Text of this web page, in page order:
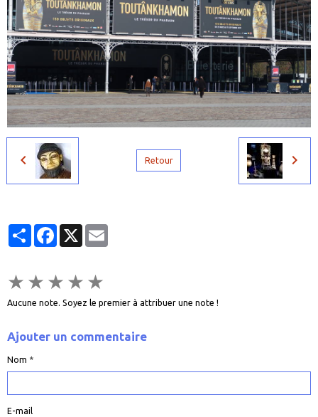
Retour
PartagerFacebook
X
★ ★ ★ ★ ★
Aucune note. Soyez le premier à attribuer une note !
Ajouter un commentaire
Nom
E-mail